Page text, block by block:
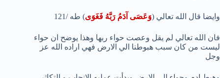
وايضا قال الله تعالي (وَعَصَى آدَمُ رَبَّهُ فَغَوَى) طه /121
فان الله تعالي لم يقل وعصت حواء ربها وهذا يوضح ان حواء
ليست من كان سبب هبوطنا الي الارض فهي اراده الله عز
وجل